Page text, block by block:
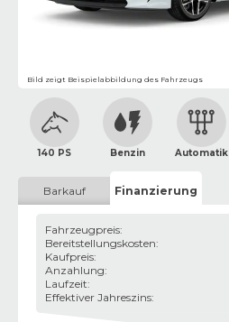
Bild zeigt Beispielabbildung des Fahrzeugs
140 PS Benzin Automatik
Barkauf Finanzierung
Fahrzeugpreis:
Bereitstellungskosten:
Kaufpreis:
Anzahlung:
Laufzeit:
Effektiver Jahreszins: